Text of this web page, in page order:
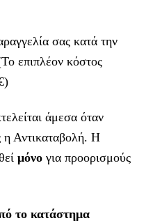
σας κατά την
επιπλέον κόστος
άμεσα όταν
η Αντικαταβολή. Η
μόνο για προορισμούς
το κατάστημα